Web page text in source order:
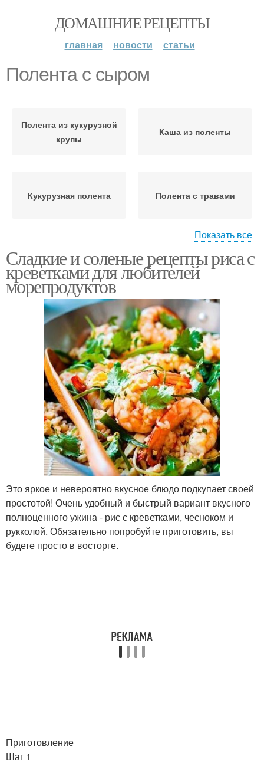
ДОМАШНИЕ РЕЦЕПТЫ
главная новости статьи
Полента с сыром
Полента из кукурузной
крупы
Каша из поленты
Кукурузная полента Полента с травами
Крупы с сыром Итальянская полента
Полента на завтрак Полента на молоке
Полента для завтрака Рецепт с сыром
Полента от эктора
Показать все
Сладкие и соленые рецепты риса с
креветками для любителей
морепродуктов
Это яркое и невероятно вкусное блюдо подкупает своей
простотой! Очень удобный и быстрый вариант вкусного
полноценного ужина - рис с креветками, чесноком и
рукколой. Обязательно попробуйте приготовить, вы
будете просто в восторге.
Приготовление
Шаг 1